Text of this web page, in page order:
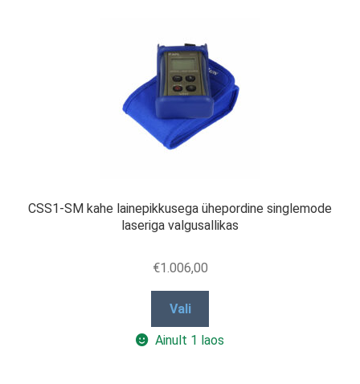
CSS1-SM kahe lainepikkusega ühepordine singlemode
laseriga valgusallikas
€1.006,00
Vali
has
Ainult 1 laos